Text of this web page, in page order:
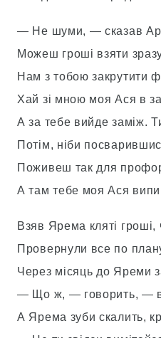
— Не шуми, — сказав
Можеш гроші взяти
Нам з тобою закрутити
Хай зі мною моя Ася в
А за тебе вийде заміж.
Потім, ніби
Поживеш так для
А там тебе моя Ася
Взяв Ярема кляті гроші,
Провернули все по
Через місяць до Яреми
— Що ж, — говорить, —
А Ярема зуби скалить,